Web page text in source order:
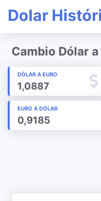
Dolar
Cambio Dólar
DÓLAR A EURO
1,0887
EURO A DÓLAR
0,9185